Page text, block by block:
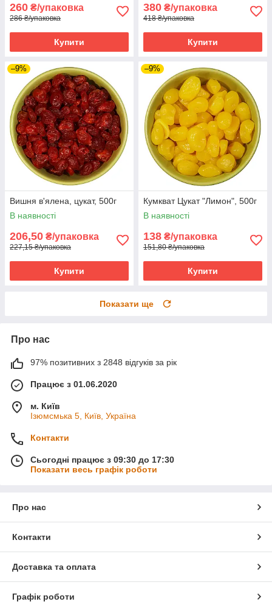
260 ₴/упаковка
286 ₴/упаковка
Купити
380 ₴/упаковка
418 ₴/упаковка
Купити
–9%
Вишня в'ялена, цукат, 500г
В наявності
206,50 ₴/упаковка
227,15 ₴/упаковка
Купити
–9%
Кумкват Цукат "Лимон", 500г
В наявності
138 ₴/упаковка
151,80 ₴/упаковка
Купити
Показати ще
Про нас
97% позитивних з 2848 відгуків за рік
Працює з 01.06.2020
м. Київ
Ізюмсмька 5, Київ, Україна
Контакти
Сьогодні працює з 09:30 до 17:30
Показати весь графік роботи
Про нас
Контакти
Доставка та оплата
Графік роботи